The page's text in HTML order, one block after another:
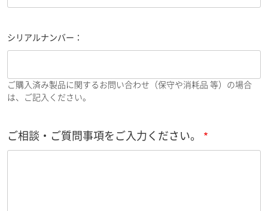
シリアルナンバー：
ご購入済み製品に関するお問い合わせ（保守や消耗品 等）の場合
は、ご記入ください。
ご相談・ご質問事項をご入力ください。